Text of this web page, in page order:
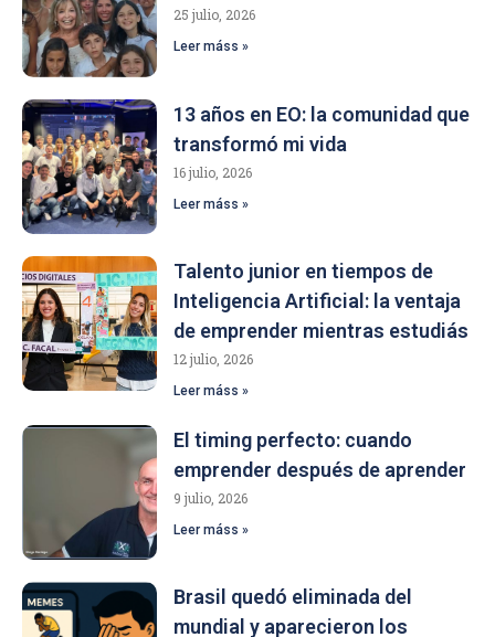
25 julio, 2026
Leer máss »
13 años en EO: la comunidad que
transformó mi vida
16 julio, 2026
Leer máss »
Talento junior en tiempos de
Inteligencia Artificial: la ventaja
de emprender mientras estudiás
12 julio, 2026
Leer máss »
El timing perfecto: cuando
emprender después de aprender
9 julio, 2026
Leer máss »
Brasil quedó eliminada del
mundial y aparecieron los